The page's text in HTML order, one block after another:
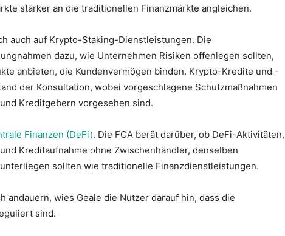
stärker an die traditionellen Finanzmärkte angleichen.
auch auf Krypto-Staking-Dienstleistungen. Die
dazu, wie Unternehmen Risiken offenlegen sollten,
anbieten, die Kundenvermögen binden. Krypto-Kredite und -
der Konsultation, wobei vorgeschlagene Schutzmaßnahmen
Kreditgebern vorgesehen sind.
Finanzen (DeFi). Die FCA berät darüber, ob DeFi-Aktivitäten,
Kreditaufnahme ohne Zwischenhändler, denselben
sollten wie traditionelle Finanzdienstleistungen.
andauern, wies Geale die Nutzer darauf hin, dass die
sind.